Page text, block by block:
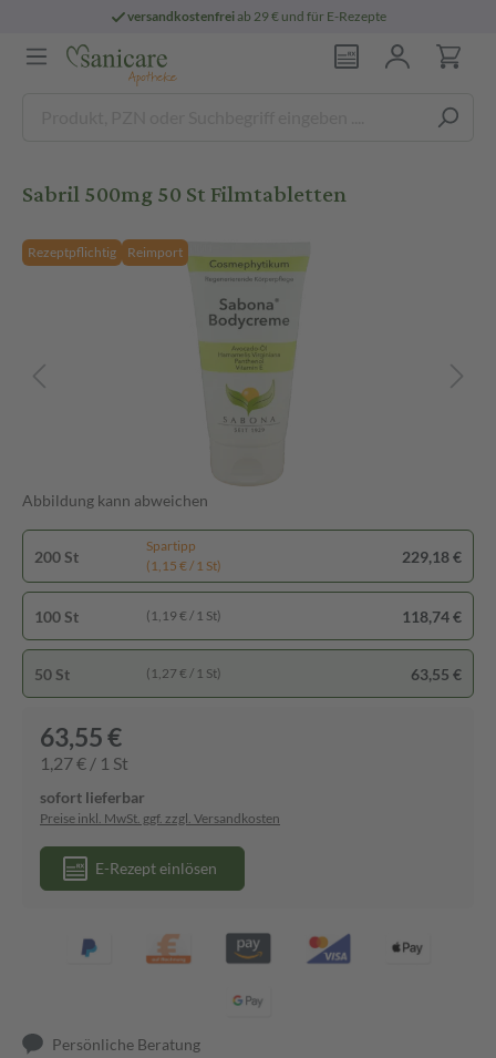
versandkostenfreiab 29 € und für E-Rezepte
Sabril 500mg 50 St Filmtabletten
Rezeptpflichtig Reimport
Abbildung kann abweichen
200 St
Spartipp
(1,15 € / 1 St)
229,18 €
100 St (1,19 € / 1 St) 118,74 €
50 St (1,27 € / 1 St) 63,55 €
63,55 €
1,27 € / 1 St
sofort lieferbar
Preise inkl. MwSt. ggf. zzgl. Versandkosten
E-Rezept einlösen
Persönliche Beratung